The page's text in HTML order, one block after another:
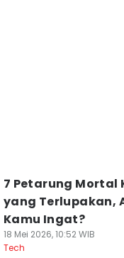
7 Petarung Mortal
yang Terlupakan,
Kamu Ingat?
18 Mei 2026, 10:52 WIB
Tech